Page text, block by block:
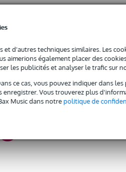
et d'autres techniques similaires. Les
aimerions également placer des
les publicités et analyser le trafic sur
ce cas, vous pouvez indiquer dans
enregistrer. Vous trouverez plus
Music dans notrepolitique de